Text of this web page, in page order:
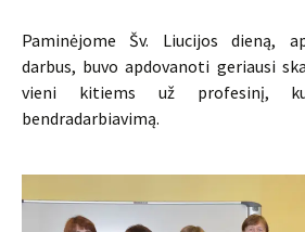
Paminėjome Šv. Liucijos dieną,
darbus, buvo apdovanoti geriausi
vieni kitiems už profesinį,
bendradarbiavimą.